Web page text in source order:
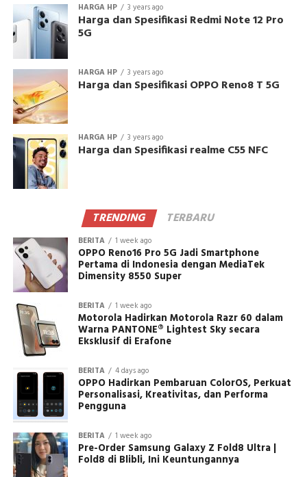
HARGA HP 3 years ago
Harga dan Spesifikasi Redmi Note 12 Pro
5G
HARGA HP 3 years ago
Harga dan Spesifikasi OPPO Reno8 T 5G
HARGA HP 3 years ago
Harga dan Spesifikasi realme C55 NFC
TRENDING TERBARU
BERITA 1 week ago
OPPO Reno16 Pro 5G Jadi Smartphone
Pertama di Indonesia dengan MediaTek
Dimensity 8550 Super
BERITA 1 week ago
Motorola Hadirkan Motorola Razr 60 dalam
Warna PANTONE® Lightest Sky secara
Eksklusif di Erafone
BERITA 4 days ago
OPPO Hadirkan Pembaruan ColorOS, Perkuat
Personalisasi, Kreativitas, dan Performa
Pengguna
BERITA 1 week ago
Pre-Order Samsung Galaxy Z Fold8 Ultra |
Fold8 di Blibli, Ini Keuntungannya